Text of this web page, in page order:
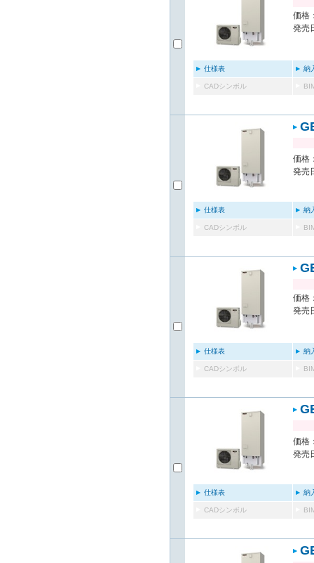
価格
発売
仕様表 納
CADシンボル
価格
発売
仕様表 納
CADシンボル
価格
発売
仕様表 納
CADシンボル
価格
発売
仕様表 納
CADシンボル